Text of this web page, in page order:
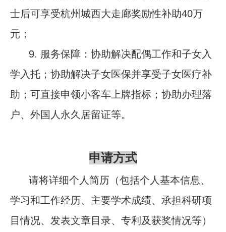
士后可享受杭州城西大走廊奖励性补助40万
元；
9. 服务保障： 协助解决配偶工作和子女入
学入托；协助解决子女医保并享受子女医疗补
助；可直接申领小客车上牌指标；协助办理落
户、外国人永久居留证等。
申请方式
请将详细个人简历 （包括个人基本信息、
学习和工作经历、主要学术成绩、承担科研项
目情况、发表文章目录、专利及获奖情况等）